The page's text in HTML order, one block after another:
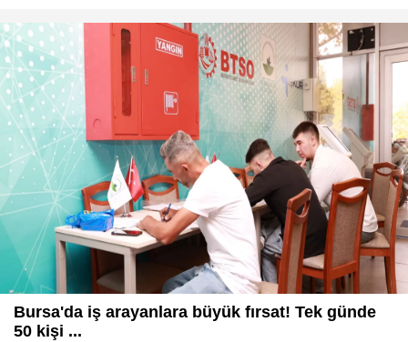
Bursa'da iş arayanlara büyük fırsat! Tek günde
50 kişi ...